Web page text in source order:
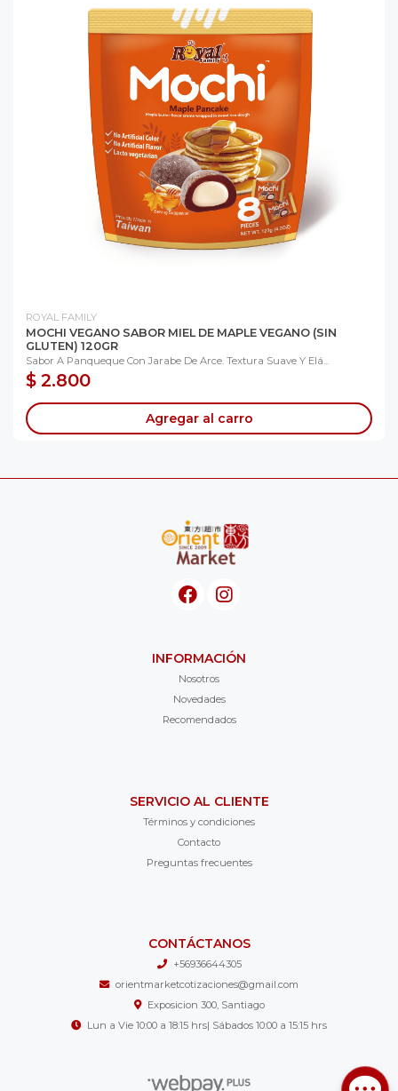
ROYAL FAMILY
MOCHI VEGANO SABOR MIEL DE MAPLE VEGANO (SIN
GLUTEN) 120GR
Sabor A Panqueque Con Jarabe De Arce. Textura Suave Y Elá...
$ 2.800
Agregar al carro
INFORMACIÓN
Nosotros
Novedades
Recomendados
SERVICIO AL CLIENTE
Términos y condiciones
Contacto
Preguntas frecuentes
CONTÁCTANOS
+56936644305
orientmarketcotizaciones@gmail.com
Exposicion 300, Santiago
Lun a Vie 10:00 a 18:15 hrs| Sábados 10:00 a 15:15 hrs